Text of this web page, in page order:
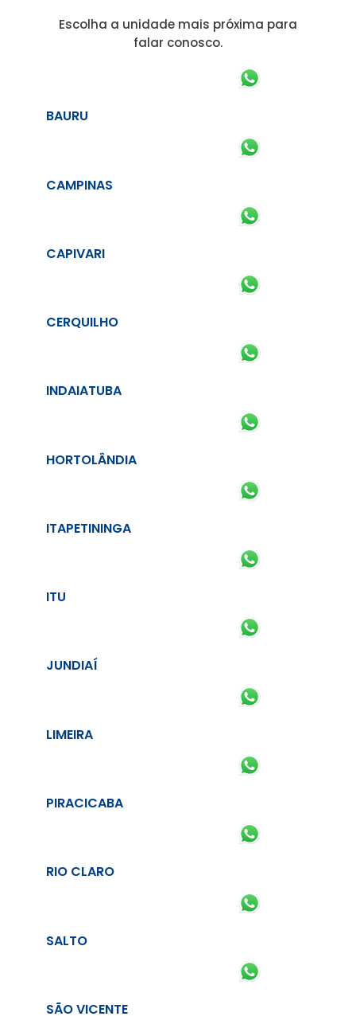
Escolha a unidade mais próxima para
falar conosco.
BAURU
CAMPINAS
CAPIVARI
CERQUILHO
INDAIATUBA
HORTOLÂNDIA
ITAPETININGA
ITU
JUNDIAÍ
LIMEIRA
PIRACICABA
RIO CLARO
SALTO
SÃO VICENTE